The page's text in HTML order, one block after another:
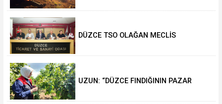
DÜZCE TSO OLAĞAN MECLİS
UZUN: “DÜZCE FINDIĞININ PAZAR